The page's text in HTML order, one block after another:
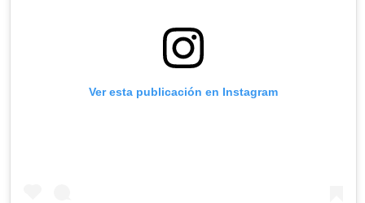
Ver esta publicación en Instagram